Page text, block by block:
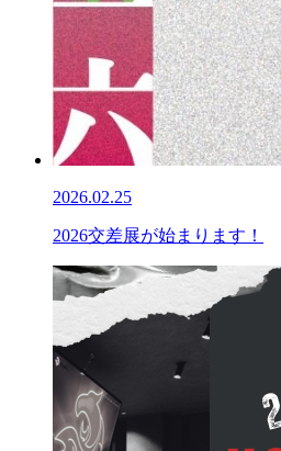
2026.02.25
2026交差展が始まります！